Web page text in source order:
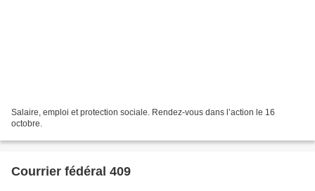
Salaire, emploi et protection sociale. Rendez-vous dans l’action le 16
octobre.
Courrier fédéral 409